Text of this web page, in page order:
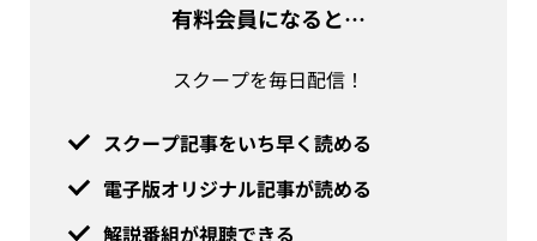
有料会員になると…
スクープを毎日配信！
スクープ記事をいち早く読める
電子版オリジナル記事が読める
解説番組が視聴できる